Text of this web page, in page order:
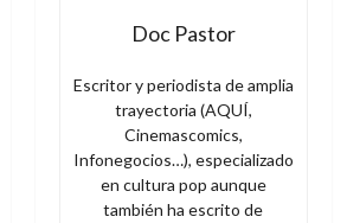
Doc Pastor
Escritor y periodista de amplia
trayectoria (AQUÍ,
Cinemascomics,
Infonegocios…), especializado
en cultura pop aunque
también ha escrito de